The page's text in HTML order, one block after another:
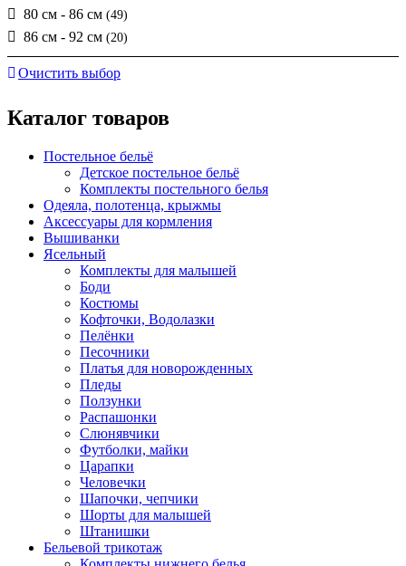
80 см - 86 см (49)
86 см - 92 см (20)
Очистить выбор
Каталог товаров
Постельное бельё
Детское постельное бельё
Комплекты постельного белья
Одеяла, полотенца, крыжмы
Аксессуары для кормления
Вышиванки
Ясельный
Комплекты для малышей
Боди
Костюмы
Кофточки, Водолазки
Пелёнки
Песочники
Платья для новорожденных
Пледы
Ползунки
Распашонки
Слюнявчики
Футболки, майки
Царапки
Человечки
Шапочки, чепчики
Шорты для малышей
Штанишки
Бельевой трикотаж